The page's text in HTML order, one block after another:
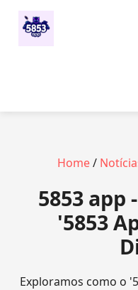
Home/
5853 app
'5853
Exploramos como o